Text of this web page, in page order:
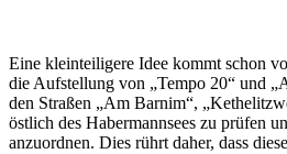
Eine kleinteiligere Idee kommt schon
die Aufstellung von „Tempo 20“ und
den Straßen „Am Barnim“,
östlich des Habermannsees zu prüfen
anzuordnen. Dies rührt daher, dass